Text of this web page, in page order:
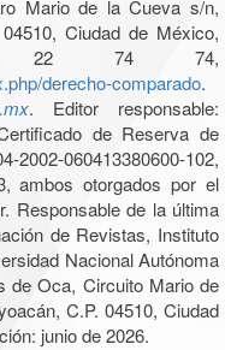
Mario de la Cueva s/n,
Ciudad de México,
22 74 74,
derecho-comparado.
. Editor responsable:
de Reserva de
2002-060413380600-102,
ambos otorgados por el
Responsable de la última
de Revistas, Instituto
Nacional Autónoma
de Oca, Circuito Mario de
C.P. 04510, Ciudad
junio de 2026.